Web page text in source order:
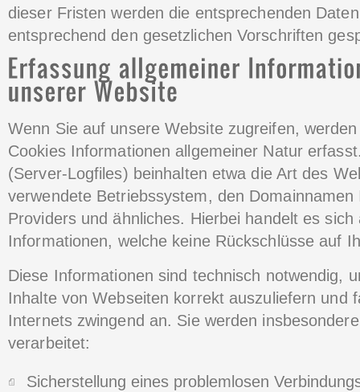
dieser Fristen werden die entsprechenden
entsprechend den gesetzlichen Vorschriften
Wenn Sie auf unsere Website zugreifen,
Cookies Informationen allgemeiner Natur
(Server-Logfiles) beinhalten etwa die Art des
verwendete Betriebssystem, den
Providers und ähnliches. Hierbei handelt es sich
Informationen, welche keine Rückschlüsse auf
Diese Informationen sind technisch notwendig,
Inhalte von Webseiten korrekt auszuliefern und
Internets zwingend an. Sie werden
verarbeitet:
Sicherstellung eines problemlosen